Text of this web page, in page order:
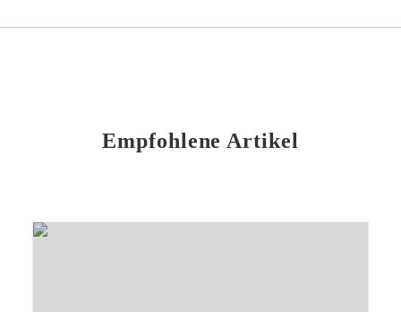
Empfohlene Artikel